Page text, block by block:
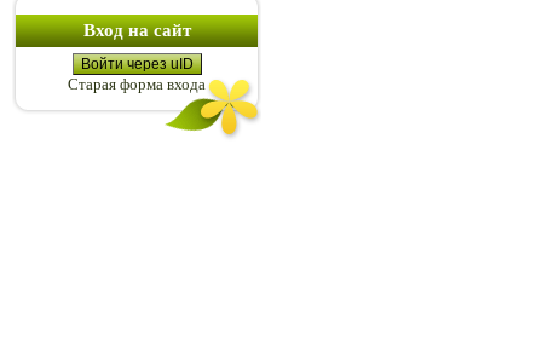
Вход на сайт
Войти через uID
Старая форма входа